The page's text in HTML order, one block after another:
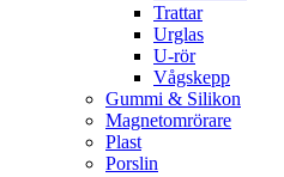
Trattar
Urglas
U-rör
Vågskepp
Gummi & Silikon
Magnetomrörare
Plast
Porslin